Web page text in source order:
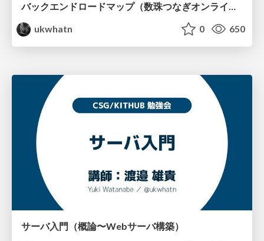
バックエンドロードマップ（数珠つなぎオンライン勉強会 #02)
ukwhatn
0 650
サーバ入門（概論〜Webサーバ構築）